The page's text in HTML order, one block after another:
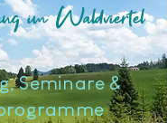
im Waldviertel
Seminare &